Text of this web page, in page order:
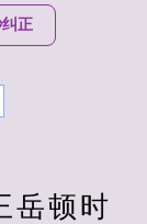
纠正
顿时